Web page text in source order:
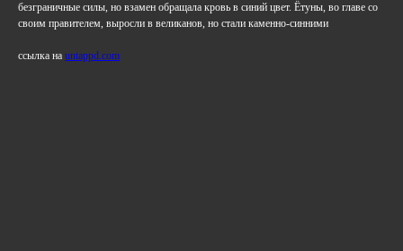
безграничные силы, но взамен обращала кровь в синий цвет. Ётуны, во главе со
своим правителем, выросли в великанов, но стали каменно-синними
ссылка на untappd.com